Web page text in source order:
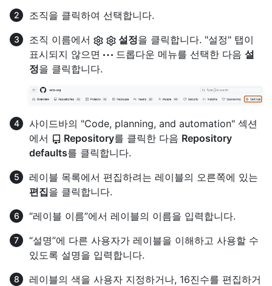
조직을 클릭하여 선택합니다.
조직 이름에서
설정을 클릭합니다. "설정" 탭이
표시되지 않으면
드롭다운 메뉴를 선택한 다음 설
정을 클릭합니다.
사이드바의 "Code, planning, and automation" 섹션
에서
Repository를 클릭한 다음 Repository
defaults를 클릭합니다.
레이블 목록에서 편집하려는 레이블의 오른쪽에 있는
편집을 클릭합니다.
“레이블 이름”에서 레이블의 이름을 입력합니다.
“설명”에 다른 사용자가 레이블을 이해하고 사용할 수
있도록 설명을 입력합니다.
레이블의 색을 사용자 지정하거나, 16진수를 편집하거